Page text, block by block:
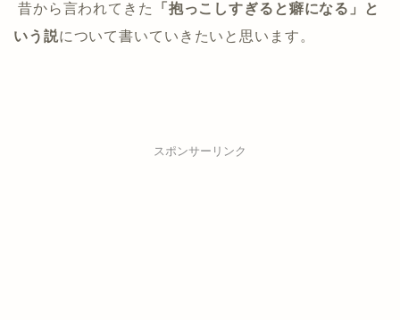
昔から言われてきた
「抱っこしすぎると癖になる」と
いう説について書いていきたいと思います。
スポンサーリンク